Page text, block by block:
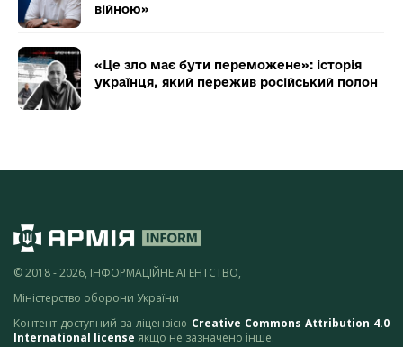
війною»
«Це зло має бути переможене»: історія
українця, який пережив російський полон
© 2018 - 2026, ІНФОРМАЦІЙНЕ АГЕНТСТВО,
Міністерство оборони України
Контент доступний за ліцензією Creative Commons Attribution 4.0
International license якщо не зазначено інше.